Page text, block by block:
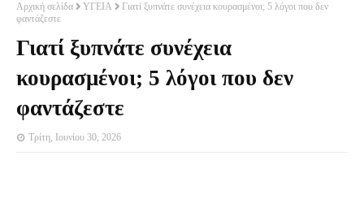
Αρχική σελίδα ΥΓΕΙΑ
Γιατί ξυπνάτε συνέχεια κουρασμένοι; 5 λόγοι που δεν
φαντάζεστε
Γιατί ξυπνάτε συνέχεια
κουρασμένοι; 5 λόγοι που δεν
φαντάζεστε
Τρίτη, Ιουνίου 30, 2026